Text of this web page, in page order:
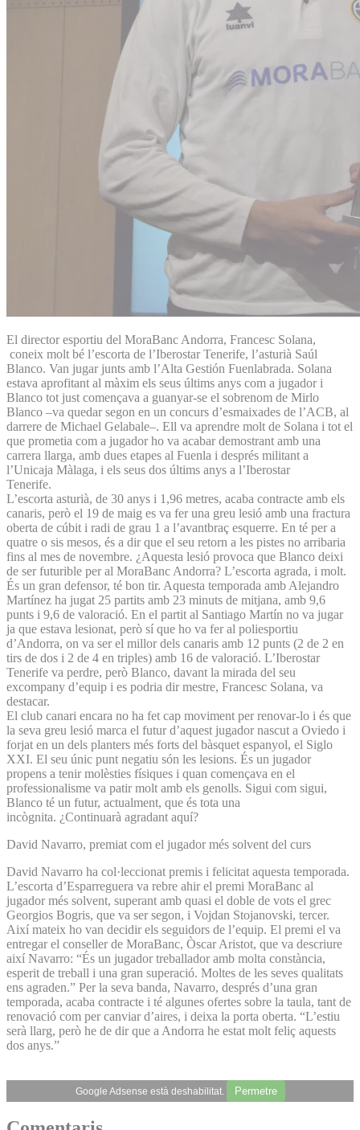
El director esportiu del MoraBanc Andorra, Francesc Solana,
coneix molt bé l’escorta de l’Iberostar Tenerife, l’asturià Saúl
Blanco. Van jugar junts amb l’Alta Gestión Fuenlabrada. Solana
estava aprofitant al màxim els seus últims anys com a jugador i
Blanco tot just començava a guanyar-se el sobrenom de Mirlo
Blanco –va quedar segon en un concurs d’esmaixades de l’ACB, al
darrere de Michael Gelabale–. Ell va aprendre molt de Solana i tot el
que prometia com a jugador ho va acabar demostrant amb una
carrera llarga, amb dues etapes al Fuenla i després militant a
l’Unicaja Màlaga, i els seus dos últims anys a l’Iberostar
Tenerife.
L’escorta asturià, de 30 anys i 1,96 metres, acaba contracte amb els
canaris, però el 19 de maig es va fer una greu lesió amb una fractura
oberta de cúbit i radi de grau 1 a l’avantbraç esquerre. En té per a
quatre o sis mesos, és a dir que el seu retorn a les pistes no arribaria
fins al mes de novembre. ¿Aquesta lesió provoca que Blanco deixi
de ser futurible per al MoraBanc Andorra? L’escorta agrada, i molt.
És un gran defensor, té bon tir. Aquesta temporada amb Alejandro
Martínez ha jugat 25 partits amb 23 minuts de mitjana, amb 9,6
punts i 9,6 de valoració. En el partit al Santiago Martín no va jugar
ja que estava lesionat, però sí que ho va fer al poliesportiu
d’Andorra, on va ser el millor dels canaris amb 12 punts (2 de 2 en
tirs de dos i 2 de 4 en triples) amb 16 de valoració. L’Iberostar
Tenerife va perdre, però Blanco, davant la mirada del seu
excompany d’equip i es podria dir mestre, Francesc Solana, va
destacar.
El club canari encara no ha fet cap moviment per renovar-lo i és que
la seva greu lesió marca el futur d’aquest jugador nascut a Oviedo i
forjat en un dels planters més forts del bàsquet espanyol, el Siglo
XXI. El seu únic punt negatiu són les lesions. És un jugador
propens a tenir molèsties físiques i quan començava en el
professionalisme va patir molt amb els genolls. Sigui com sigui,
Blanco té un futur, actualment, que és tota una
incògnita. ¿Continuarà agradant aquí?
David Navarro, premiat com el jugador més solvent del curs
David Navarro ha col·leccionat premis i felicitat aquesta temporada.
L’escorta d’Esparreguera va rebre ahir el premi MoraBanc al
jugador més solvent, superant amb quasi el doble de vots el grec
Georgios Bogris, que va ser segon, i Vojdan Stojanovski, tercer.
Així mateix ho van decidir els seguidors de l’equip. El premi el va
entregar el conseller de MoraBanc, Òscar Aristot, que va descriure
així Navarro: “És un jugador treballador amb molta constància,
esperit de treball i una gran superació. Moltes de les seves qualitats
ens agraden.” Per la seva banda, Navarro, després d’una gran
temporada, acaba contracte i té algunes ofertes sobre la taula, tant de
renovació com per canviar d’aires, i deixa la porta oberta. “L’estiu
serà llarg, però he de dir que a Andorra he estat molt feliç aquests
dos anys.”
Google Adsense està deshabilitat. Permetre